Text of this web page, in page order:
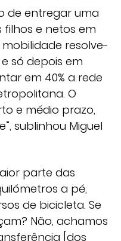
de entregar uma
e netos em
resolve-
só depois em
em 40% a rede
O
e médio prazo,
sublinhou Miguel
parte das
a pé,
de bicicleta. Se
Não, achamos
[dos